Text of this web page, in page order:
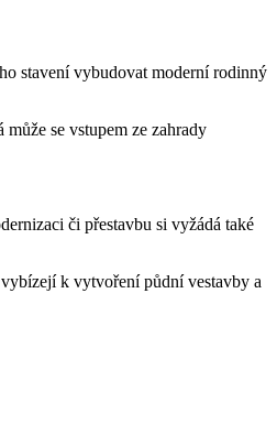
stavení vybudovat moderní rodinný
se vstupem ze zahrady
či přestavbu si vyžádá také
k vytvoření půdní vestavby a